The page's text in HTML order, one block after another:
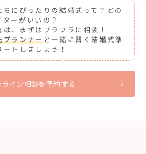
ちにぴったりの結婚式って？どの
ターがいいの？
は、まずはブラプラに相談！
プランナーと一緒に賢く結婚式準
トしましょう！
ライン相談を予約する